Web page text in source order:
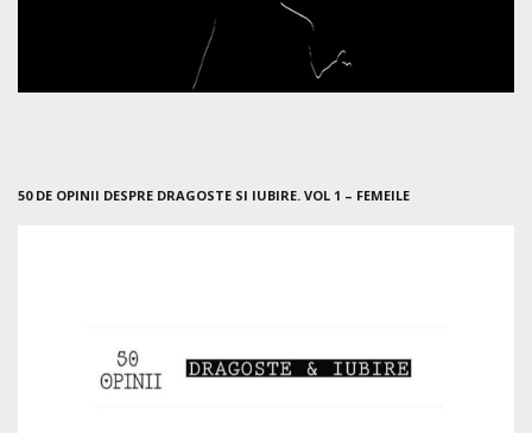
50 DE OPINII DESPRE DRAGOSTE SI IUBIRE. VOL 1 – FEMEILE